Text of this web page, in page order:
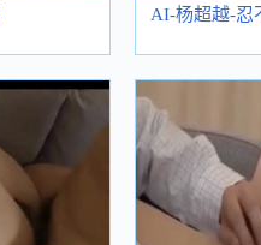
AI-杨超越-忍